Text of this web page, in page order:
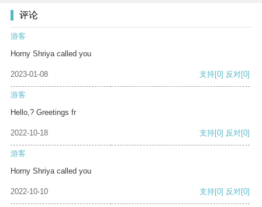
评论
游客
Horny Shriya called you
2023-01-08 支持[0] 反对[0]
游客
Hello,? Greetings fr
2022-10-18 支持[0] 反对[0]
游客
Horny Shriya called you
2022-10-10 支持[0] 反对[0]